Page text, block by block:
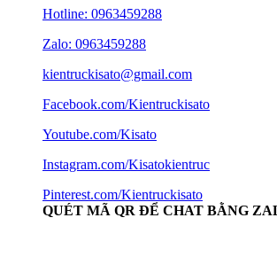
Hotline: 0963459288
Zalo: 0963459288
kientruckisato@gmail.com
Facebook.com/Kientruckisato
Youtube.com/Kisato
Instagram.com/Kisatokientruc
Pinterest.com/Kientruckisato
QUÉT MÃ QR ĐỂ CHAT BẰNG